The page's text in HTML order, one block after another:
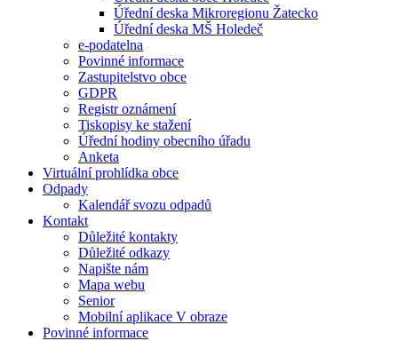
Úřední deska Mikroregionu Žatecko
Úřední deska MŠ Holedeč
e-podatelna
Povinné informace
Zastupitelstvo obce
GDPR
Registr oznámení
Tiskopisy ke stažení
Úřední hodiny obecního úřadu
Anketa
Virtuální prohlídka obce
Odpady
Kalendář svozu odpadů
Kontakt
Důležité kontakty
Důležité odkazy
Napište nám
Mapa webu
Senior
Mobilní aplikace V obraze
Povinné informace